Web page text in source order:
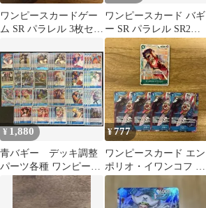
ワンピースカードゲー
ム SR パラレル 3枚セッ
ワンピースカード バギ
ー SR パラレル SR2枚
計3枚セット
¥ 1,880
青バギー デッキ調整
パーツ各種 ワンピース
カードゲーム
¥777
ワンピースカード エン
ポリオ・イワンコフ バ
ギー 5枚セット